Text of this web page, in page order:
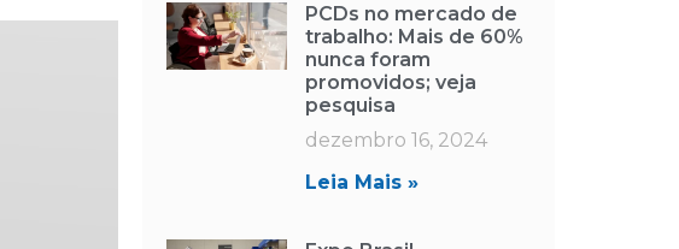
PCDs no mercado de
trabalho: Mais de 60%
nunca foram
promovidos; veja
pesquisa
dezembro 16, 2024
Leia Mais »